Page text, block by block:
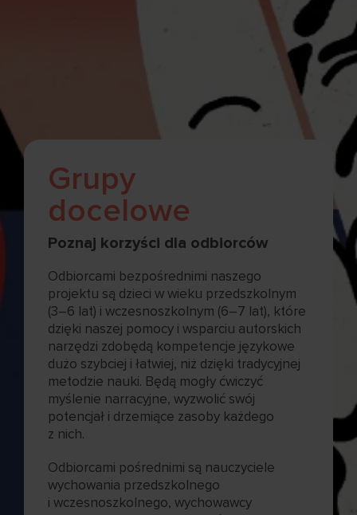
Grupy
docelowe
Poznaj korzyści dla odbiorców
Odbiorcami bezpośrednimi naszego
projektu są dzieci w wieku przedszkolnym
(3–6 lat) i wczesnoszkolnym (6–7 lat), które
dzięki naszej pomocy i wsparciu autorskich
narzędzi zdobędą kompetencje językowe
dużo szybciej i łatwiej, niż dzięki tradycyjnej
metodzie nauki. Będą mogły ćwiczyć
myślenie narracyjne, wyzwolić swój
potencjał i drzemiące zasoby każdego
z nich.
Odbiorcami pośrednimi są nauczyciele
wychowania przedszkolnego
i wczesnoszkolnego, wychowawcy